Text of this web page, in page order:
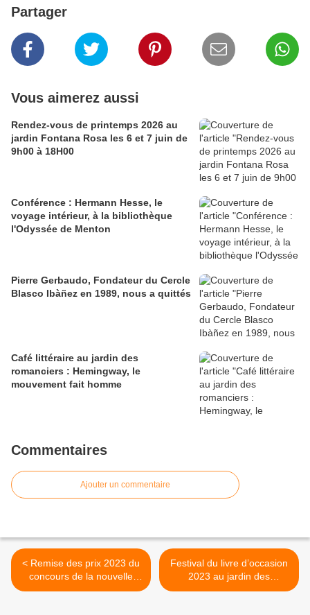
Partager
Vous aimerez aussi
Rendez-vous de printemps 2026 au
jardin Fontana Rosa les 6 et 7 juin de
9h00 à 18H00
Conférence : Hermann Hesse, le
voyage intérieur, à la bibliothèque
l'Odyssée de Menton
Pierre Gerbaudo, Fondateur du Cercle
Blasco Ibàñez en 1989, nous a quittés
Café littéraire au jardin des
romanciers : Hemingway, le
mouvement fait homme
Commentaires
Ajouter un commentaire
< Remise des prix 2023 du
concours de la nouvelle
pour lycéens à Fontana
Festival du livre d’occasion
2023 au jardin des
romanciers Fontana Rosa >